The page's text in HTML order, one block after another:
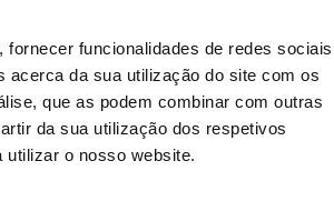
funcionalidades de redes
acerca da sua utilização do site com os
que as podem combinar com outras
da sua utilização dos respetivos
o nosso website.